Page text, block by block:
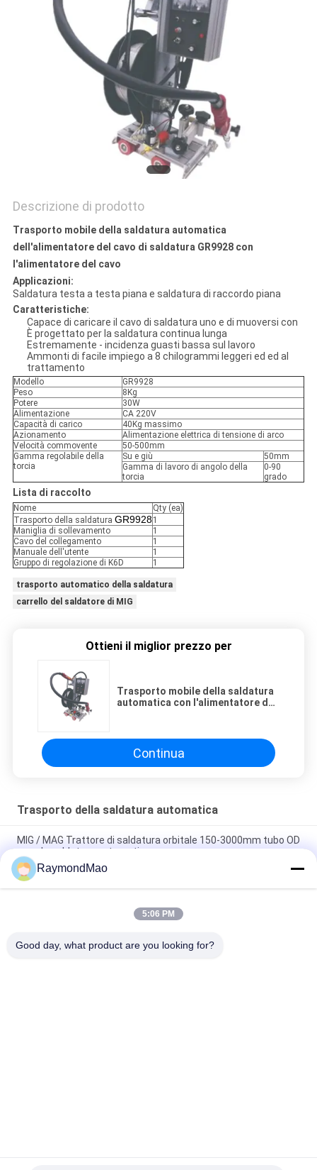
Descrizione di prodotto
Trasporto mobile della saldatura automatica
dell'alimentatore del cavo di saldatura GR9928 con
l'alimentatore del cavo
Applicazioni:
Saldatura testa a testa piana e saldatura di raccordo piana
Caratteristiche:
Capace di caricare il cavo di saldatura uno e di muoversi con
È progettato per la saldatura continua lunga
Estremamente - incidenza guasti bassa sul lavoro
Ammonti di facile impiego a 8 chilogrammi leggeri ed ed al
trattamento
Modello
GR9928
Peso
8Kg
Potere
30W
Alimentazione
CA 220V
Capacità di carico
40Kg massimo
Azionamento
Alimentazione elettrica di tensione di arco
Velocità commovente
50-500mm
Gamma regolabile della
torcia
Su e giù
50mm
Gamma di lavoro di angolo della
torcia
0-90
grado
Lista di raccolto
Nome
Qty (ea)
Trasporto della saldatura GR99281
Maniglia di sollevamento
1
Cavo del collegamento
1
Manuale dell'utente
1
Gruppo di regolazione di K6D
1
trasporto automatico della saldatura
carrello del saldatore di MIG
Ottieni il miglior prezzo per
Trasporto mobile della saldatura
automatica con l'alimentatore del
Continua
Trasporto della saldatura automatica
MIG / MAG Trattore di saldatura orbitale 150-3000mm tubo OD
grande saldatura automatica
MIG Auto CO2 Trolley di saldatura Tracciato di saldatura
orizzontale Struttura in acciaio
Pistola a doppia saldatura a forma di U MIG / MAG Trattore di
RaymondMao
5:06 PM
Good day, what product are you looking for?